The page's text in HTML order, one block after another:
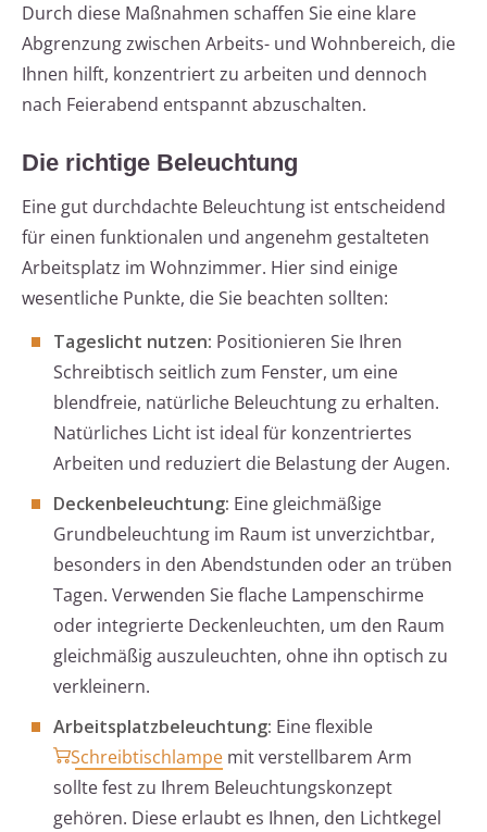
Durch diese Maßnahmen schaffen Sie eine klare
Abgrenzung zwischen Arbeits- und Wohnbereich, die
Ihnen hilft, konzentriert zu arbeiten und dennoch
nach Feierabend entspannt abzuschalten.
Die richtige Beleuchtung
Eine gut durchdachte Beleuchtung ist entscheidend
für einen funktionalen und angenehm gestalteten
Arbeitsplatz im Wohnzimmer. Hier sind einige
wesentliche Punkte, die Sie beachten sollten:
Tageslicht nutzen: Positionieren Sie Ihren
Schreibtisch seitlich zum Fenster, um eine
blendfreie, natürliche Beleuchtung zu erhalten.
Natürliches Licht ist ideal für konzentriertes
Arbeiten und reduziert die Belastung der Augen.
Deckenbeleuchtung: Eine gleichmäßige
Grundbeleuchtung im Raum ist unverzichtbar,
besonders in den Abendstunden oder an trüben
Tagen. Verwenden Sie flache Lampenschirme
oder integrierte Deckenleuchten, um den Raum
gleichmäßig auszuleuchten, ohne ihn optisch zu
verkleinern.
Arbeitsplatzbeleuchtung: Eine flexible
Schreibtischlampe mit verstellbarem Arm
sollte fest zu Ihrem Beleuchtungskonzept
gehören. Diese erlaubt es Ihnen, den Lichtkegel